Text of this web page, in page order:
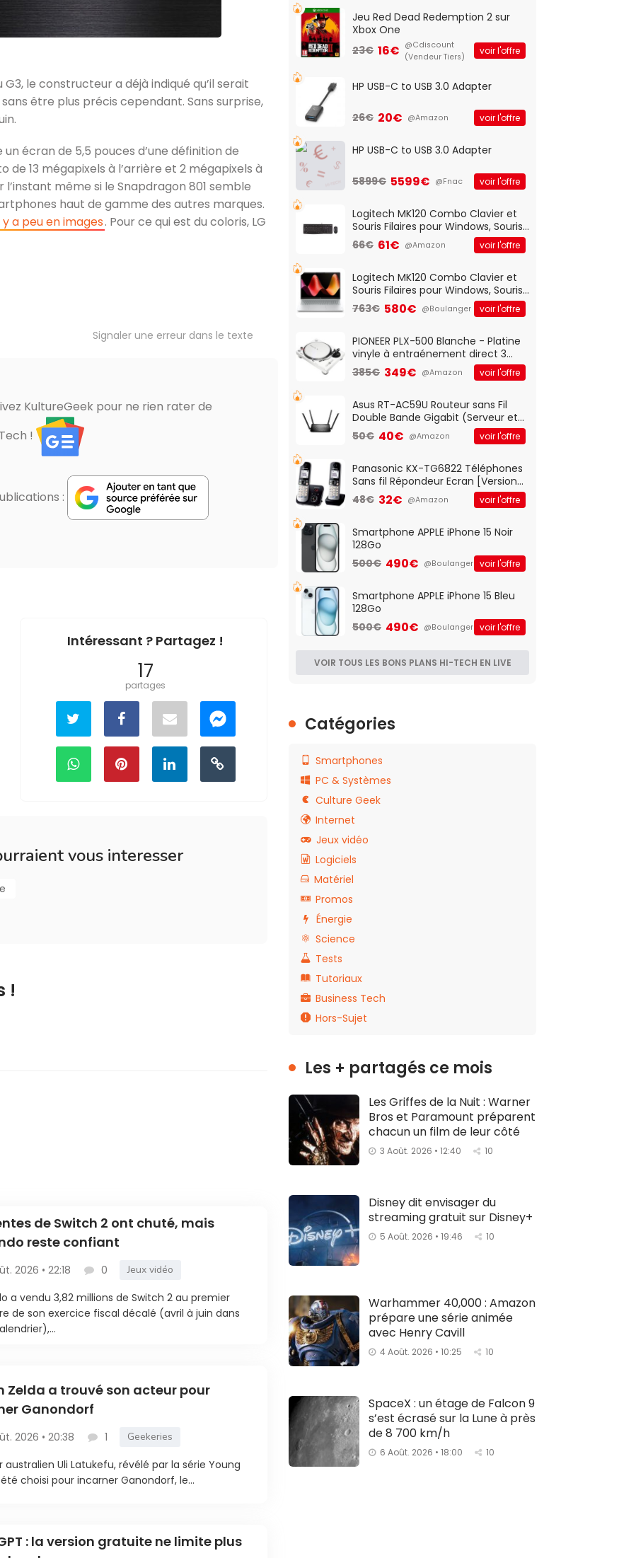
le constructeur a déjà indiqué qu’il serait
être plus précis cependant. Sans surprise,
écran de 5,5 pouces d’une définition de
de 13 mégapixels à l’arrière et 2 mégapixels à
l’instant même si le Snapdragon 801 semble
haut de gamme des autres marques.
y a peu en images. Pour ce qui est du coloris, LG
Signaler une erreur dans le texte
KultureGeek pour ne rien rater de
!
:
Intéressant ? Partagez !
17
partages
vous interesser
!
de Switch 2 ont chuté, mais
reste confiant
2026 • 22:18 0 Jeux vidéo
a vendu 3,82 millions de Switch 2 au premier
de son exercice fiscal décalé (avril à juin dans
Zelda a trouvé son acteur pour
Ganondorf
2026 • 20:38 1 Geekeries
australien Uli Latukefu, révélé par la série Young
choisi pour incarner Ganondorf, le...
: la version gratuite ne limite plus
Jeu Red Dead Redemption 2 sur
Xbox One
23€ 16€ @Cdiscount
(Vendeur Tiers)
voir l'offre
HP USB-C to USB 3.0 Adapter
26€ 20€ @Amazon voir l'offre
HP USB-C to USB 3.0 Adapter
5899€ 5599€ @Fnac voir l'offre
Logitech MK120 Combo Clavier et
Souris Filaires pour Windows, Souris
Optique Filaire, Connexion USB Plug
And Play, Confortable, Taille
QWERTY UK - Noir
66€ 61€ @Amazon voir l'offre
Logitech MK120 Combo Clavier et
Souris Filaires pour Windows, Souris
Optique Filaire, Connexion USB Plug
And Play, Confortable, Taille
QWERTY UK - Noir
763€ 580€ @Boulanger voir l'offre
PIONEER PLX-500 Blanche - Platine
vinyle à entraénement direct 3
vitesses (33-45-78 trs/min) avec
pre-ampli intégré et port USB
385€ 349€ @Amazon voir l'offre
Asus RT-AC59U Routeur sans Fil
Double Bande Gigabit (Serveur et
Client VPN, Triple Vlan, Mode Point
d'accès et Bridge, contrôle
50€ 40€ @Amazon voir l'offre
Panasonic KX-TG6822 Téléphones
Sans fil Répondeur Ecran [Version
Française]
48€ 32€ @Amazon voir l'offre
Smartphone APPLE iPhone 15 Noir
128Go
500€ 490€ @Boulanger voir l'offre
Smartphone APPLE iPhone 15 Bleu
128Go
500€ 490€ @Boulanger voir l'offre
VOIR TOUS LES BONS PLANS HI-TECH EN LIVE
Catégories
Smartphones
PC & Systèmes
Culture Geek
Internet
Jeux vidéo
Logiciels
Matériel
Promos
Énergie
Science
Tests
Tutoriaux
Business Tech
Hors-Sujet
Les + partagés ce mois
Les Griffes de la Nuit : Warner
Bros et Paramount préparent
chacun un film de leur côté
3 Août. 2026 • 12:40 10
Disney dit envisager du
streaming gratuit sur Disney+
5 Août. 2026 • 19:46 10
Warhammer 40,000 : Amazon
prépare une série animée
avec Henry Cavill
4 Août. 2026 • 10:25 10
SpaceX : un étage de Falcon 9
s’est écrasé sur la Lune à près
de 8 700 km/h
6 Août. 2026 • 18:00 10